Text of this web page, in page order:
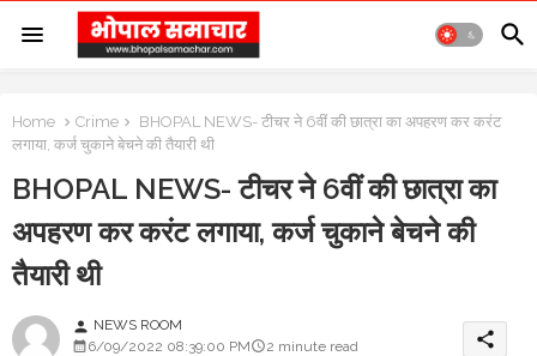
Home Crime
BHOPAL NEWS- टीचर ने 6वीं की छात्रा का अपहरण कर करंट
लगाया, कर्ज चुकाने बेचने की तैयारी थी
BHOPAL NEWS- टीचर ने 6वीं की छात्रा का
अपहरण कर करंट लगाया, कर्ज चुकाने बेचने की
तैयारी थी
person NEWS ROOM
6/09/2022 08:39:00 PM
2 minute read share